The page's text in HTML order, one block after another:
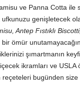
ve Panna Cotta ile
genişletecek
Antep Fıstıklı
ömür
şımartmanın
içecek ikramları ve
bugünden size